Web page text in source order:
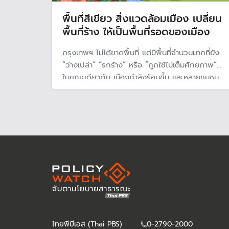
พื้นที่สีเขียว สิ่งแวดล้อมเมือง เปลี่ยน
พื้นที่ร้าง ให้เป็นพื้นที่รอดของเมือง
กรุงเทพฯ ไม่ได้ขาดพื้นที่ แต่มีพื้นที่จำนวนมากที่ยัง
“ว่างเปล่า” “รกร้าง” หรือ “ถูกใช้ไม่เต็มศักยภาพ”
ในขณะเดียวกัน เมืองกำลังร้อนขึ้น และหลายชุมชน
ยังขาดพื้นที่สีเขียวใกล้บ้าน
ไทยพีบีเอส (Thai PBS) 0-2790-2000